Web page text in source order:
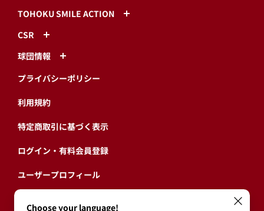
TOHOKU SMILE ACTION
CSR
球団情報
プライバシーポリシー
利用規約
特定商取引に基づく表示
ログイン・有料会員登録
ユーザープロフィール